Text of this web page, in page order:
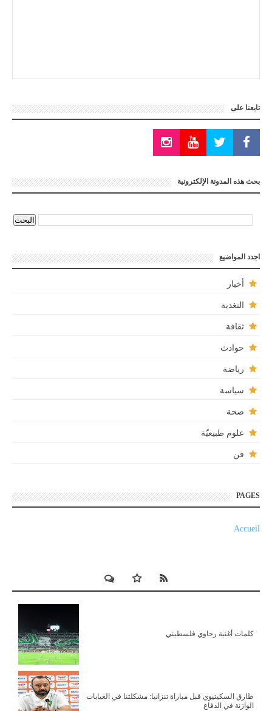
تابعنا على
بحث هذه المدونة الإلكترونية
اجدد المواضيع
أخبار
التغدية
ثقافة
حوادث
رياضة
سياسة
صحة
علوم طبيعيّة
فن
PAGES
Accueil
كلمات أغنية رجاوي فلسطيني
طارق السكيتيوي قبل مباراة تنزانيا: مشكلتنا في الغيابات
الوازنة في الدفاع